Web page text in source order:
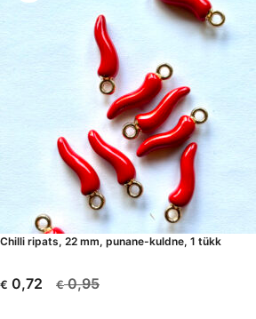
Chilli ripats, 22 mm, punane-kuldne, 1 tükk
€0,95
Algne
€ 0,72
Current